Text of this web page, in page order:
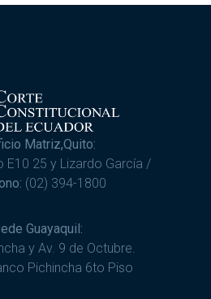
Matriz,Quito:
E10 25 y Lizardo García /
(02) 394-1800
Guayaquil:
y Av. 9 de Octubre.
Pichincha 6to Piso